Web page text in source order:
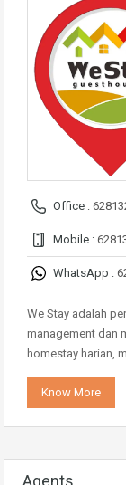
Office :
Mobile :
WhatsApp :
We Stay adalah
management dan
homestay harian,
Know More